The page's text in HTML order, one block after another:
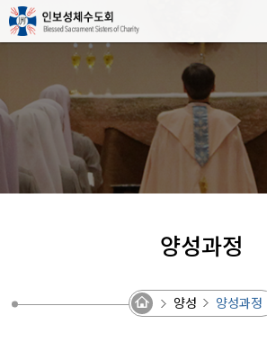
양성과정
양성 양성과정